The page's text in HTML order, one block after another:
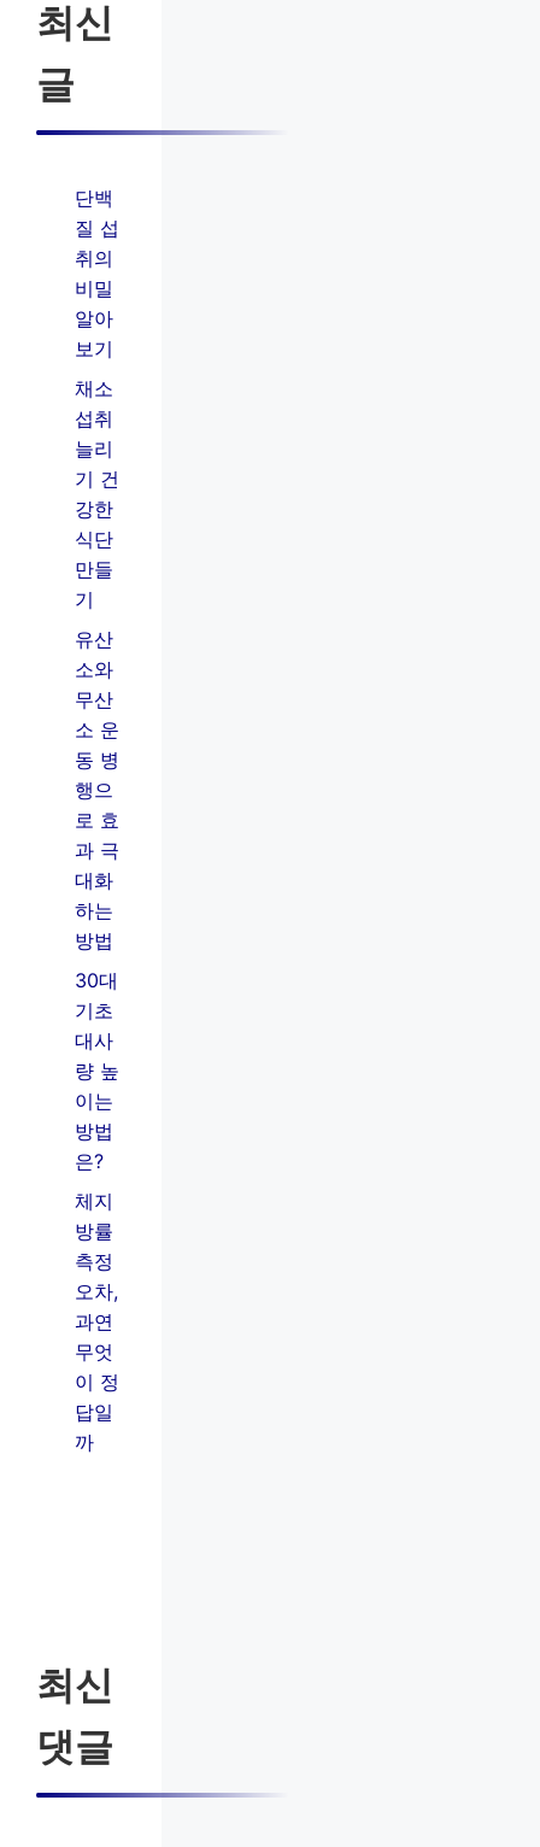
최신
글
단백
질 섭
취의
비밀
알아
보기
채소
섭취
늘리
기 건
강한
식단
만들
기
유산
소와
무산
소 운
동 병
행으
로 효
과 극
대화
하는
방법
30대
기초
대사
량 높
이는
방법
은?
체지
방률
측정
오차,
과연
무엇
이 정
답일
까
최신
댓글